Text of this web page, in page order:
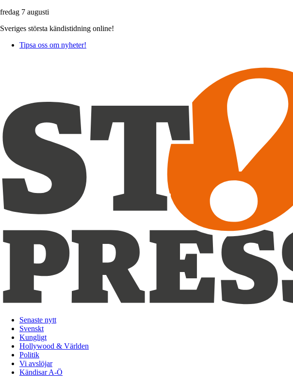
fredag 7 augusti
Sveriges största kändistidning online!
Tipsa oss om nyheter!
Senaste nytt
Svenskt
Kungligt
Hollywood & Världen
Politik
Vi avslöjar
Kändisar A-Ö